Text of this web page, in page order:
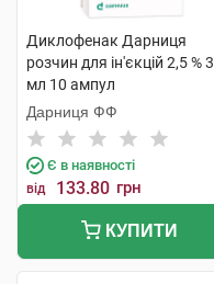
Диклофенак Дарниця
розчин для ін'єкцій 2,5 % 3
мл 10 ампул
Дарниця ФФ
Є в наявності
від 133.80 грн
КУПИТИ